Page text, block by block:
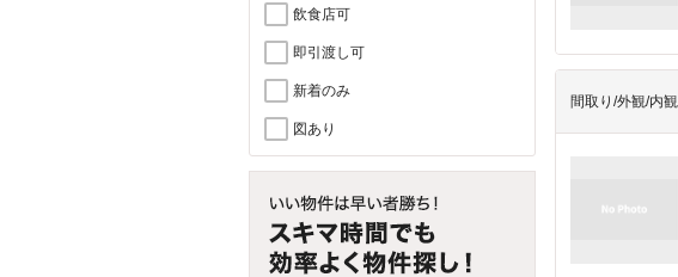
飲食店可
即引渡し可
新着のみ
図あり
間取り/外観/内観